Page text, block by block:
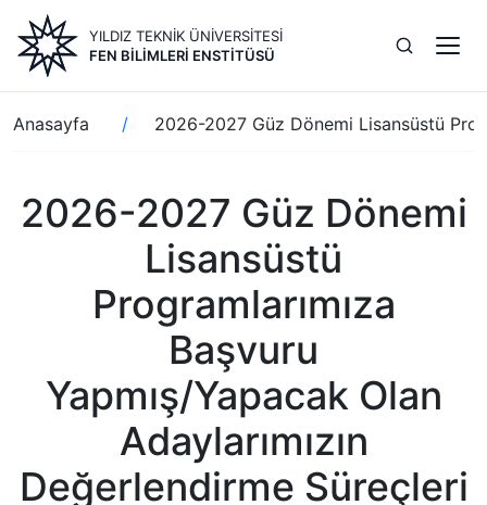
içeriğe
atla
YILDIZ TEKNİK ÜNİVERSİTESİ
FEN BILIMLERI ENSTITÜSÜ
Sayfa
yolu
Anasayfa 2026-2027 Güz Dönemi Lisansüstü
2026-2027 Güz Dönemi
Lisansüstü
Programlarımıza
Başvuru
Yapmış/Yapacak Olan
Adaylarımızın
Değerlendirme Süreçleri